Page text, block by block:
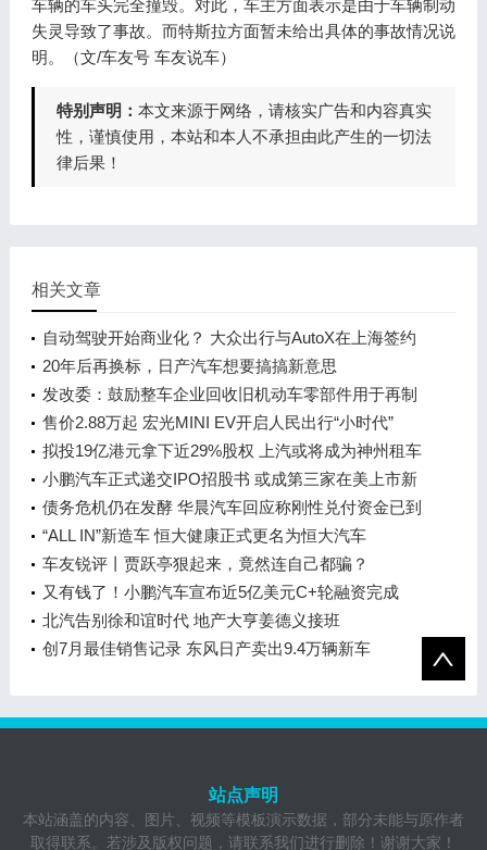
车辆的车头完全撞毁。对此，车主方面表示是由于车辆制动
失灵导致了事故。而特斯拉方面暂未给出具体的事故情况说
明。（文/车友号 车友说车）
特别声明： 本文来源于网络，请核实广告和内容真实
性，谨慎使用，本站和本人不承担由此产生的一切法
律后果！
相关文章
自动驾驶开始商业化？ 大众出行与AutoX在上海签约
20年后再换标，日产汽车想要搞搞新意思
发改委：鼓励整车企业回收旧机动车零部件用于再制
造
售价2.88万起 宏光MINI EV开启人民出行“小时代”
拟投19亿港元拿下近29%股权 上汽或将成为神州租车
第一大股东
小鹏汽车正式递交IPO招股书 或成第三家在美上市新
造车企
债务危机仍在发酵 华晨汽车回应称刚性兑付资金已到
位
“ALL IN”新造车 恒大健康正式更名为恒大汽车
车友锐评丨贾跃亭狠起来，竟然连自己都骗？
又有钱了！小鹏汽车宣布近5亿美元C+轮融资完成
北汽告别徐和谊时代 地产大亨姜德义接班
创7月最佳销售记录 东风日产卖出9.4万辆新车
站点声明
本站涵盖的内容、图片、视频等模板演示数据，部分未能与原作者
取得联系。若涉及版权问题，请联系我们进行删除！谢谢大家！